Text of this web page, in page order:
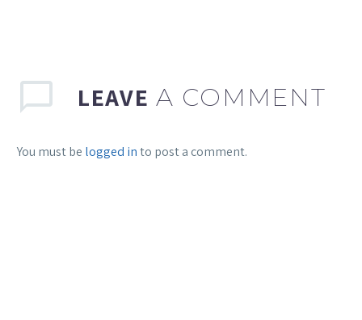
LEAVE A COMMENT
You must be logged into post a comment.